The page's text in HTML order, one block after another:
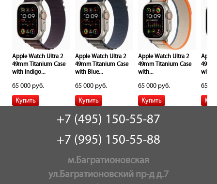
Apple Watch Ultra 2
49mm Titanium Case
with Indigo...
65 000 руб.
Apple Watch Ultra 2
49mm Titanium Case
with Blue...
65 000 руб.
Apple Watch Ultra 2
49mm Titanium Case
with...
65 000 руб.
Apple
with...
65
+7 (495) 150-55-87
+7 (995) 150-55-88
м.Багратионовская
ул.Багратионовский пр-д д.7